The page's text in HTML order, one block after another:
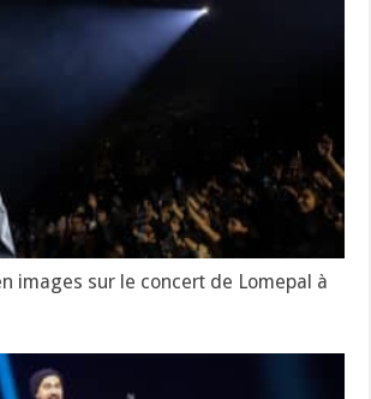
images sur le concert de Lomepal à